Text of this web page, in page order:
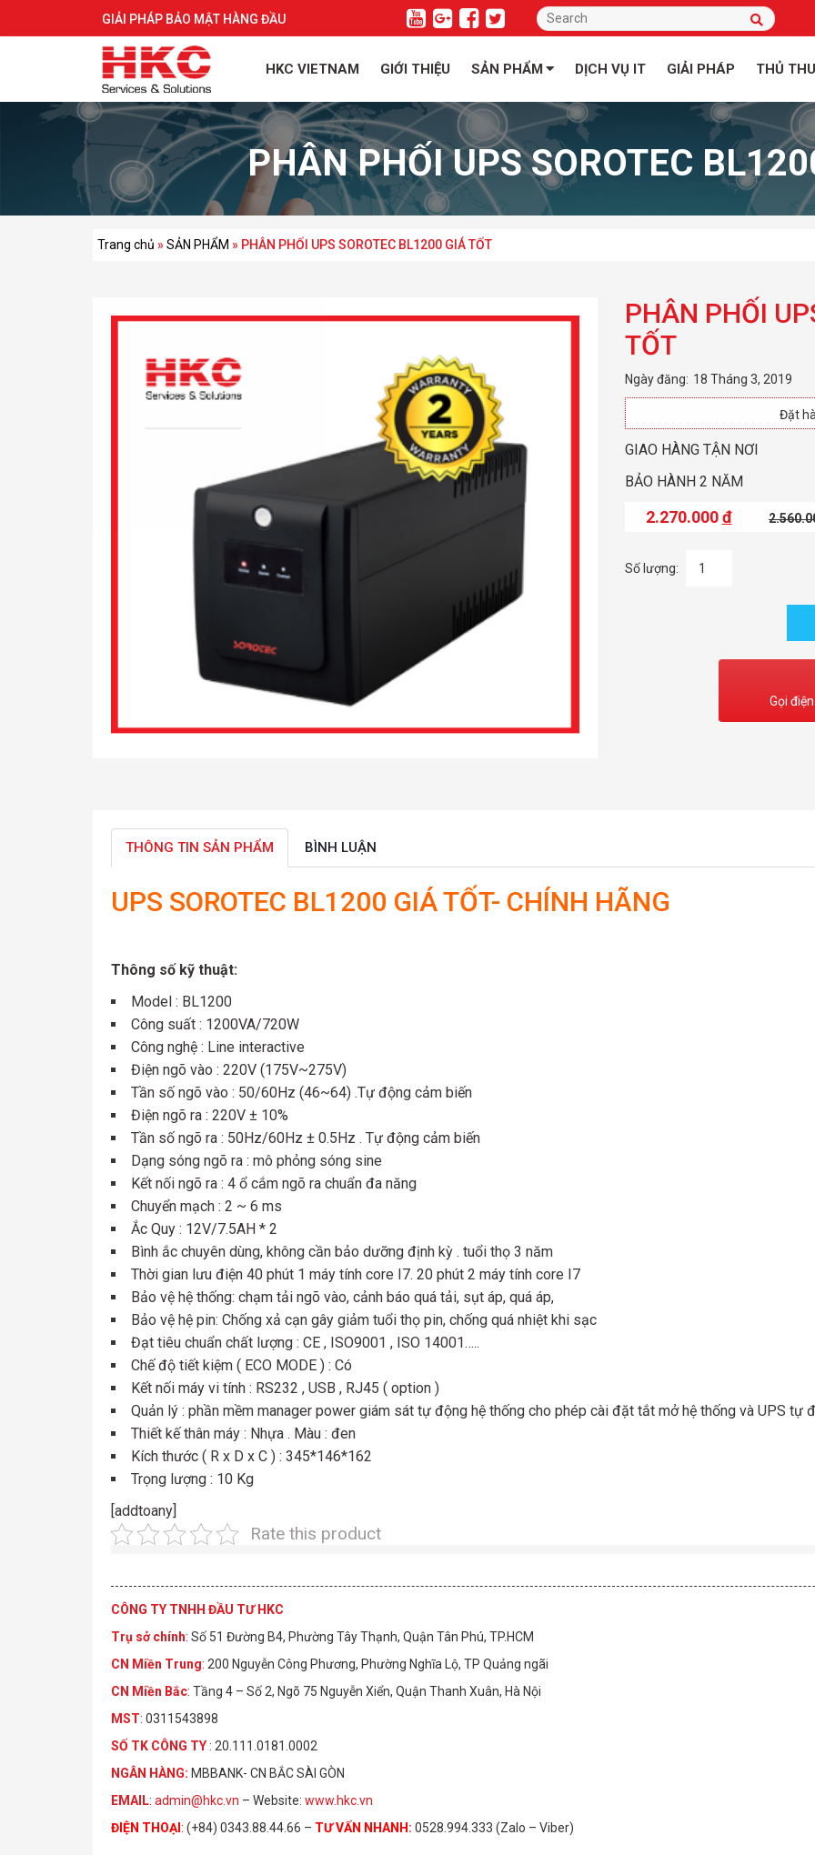
GIẢI PHÁP BẢO MẬT HÀNG ĐẦU
HKC VIETNAM GIỚI THIỆU SẢN PHẨM DỊCH VỤ IT GIẢI PHÁP THỦ
PHÂN PHỐI UPS SOROTEC
Trang chủ »SẢN PHẨM » PHÂN PHỐI UPS SOROTEC BL1200 GIÁ TỐT
PHÂN PHỐI
TỐT
Ngày đăng: 18 Tháng 3, 2019
Đặt
GIAO HÀNG TẬN NƠI
BẢO HÀNH 2 NĂM
2.270.000đ
Số lượng:
Gọi
THÔNG TIN SẢN PHẨM BÌNH LUẬN
UPS SOROTEC BL1200 GIÁ TỐT- CHÍNH HÃNG
Thông số kỹ thuật:
Model : BL1200
Công suất : 1200VA/720W
Công nghệ : Line interactive
Điện ngõ vào : 220V (175V~275V)
Tần số ngõ vào : 50/60Hz (46~64) .Tự động cảm biến
Điện ngõ ra : 220V ± 10%
Tần số ngõ ra : 50Hz/60Hz ± 0.5Hz . Tự động cảm biến
Dạng sóng ngõ ra : mô phỏng sóng sine
Kết nối ngõ ra : 4 ổ cắm ngõ ra chuẩn đa năng
Chuyển mạch : 2 ~ 6 ms
Ắc Quy : 12V/7.5AH * 2
Bình ắc chuyên dùng, không cần bảo dưỡng định kỳ . tuổi thọ 3 năm
Thời gian lưu điện 40 phút 1 máy tính core I7. 20 phút 2 máy tính core I7
Bảo vệ hệ thống: chạm tải ngõ vào, cảnh báo quá tải, sụt áp, quá áp,
Bảo vệ hệ pin: Chống xả cạn gây giảm tuổi thọ pin, chống quá nhiệt khi sạc
Đạt tiêu chuẩn chất lượng : CE , ISO9001 , ISO 14001…..
Chế độ tiết kiệm ( ECO MODE ) : Có
Kết nối máy vi tính : RS232 , USB , RJ45 ( option )
Quản lý : phần mềm manager power giám sát tự động hệ thống cho phép cài đặt tắt mở hệ thống và UPS tự
Thiết kế thân máy : Nhựa . Màu : đen
Kích thước ( R x D x C ) : 345*146*162
Trọng lượng : 10 Kg
[addtoany]
Rate this product
CÔNG TY TNHH ĐẦU TƯ HKC
Trụ sở chính: Số 51 Đường B4, Phường Tây Thạnh, Quận Tân Phú, TP.HCM
CN Miền Trung: 200 Nguyễn Công Phương, Phường Nghĩa Lộ, TP Quảng ngãi
CN Miền Bắc: Tầng 4 – Số 2, Ngõ 75 Nguyễn Xiển, Quận Thanh Xuân, Hà Nội
MST: 0311543898
SỐ TK CÔ NG TY : 20.111.0181.0002
NGÂN HÀNG: MBBANK- CN BẮC SÀI GÒN
EMAIL: admin@hkc.vn – Website: www.hkc.vn
ĐIỆN THOẠI : (+84) 0343.88.44.66 – TƯ VẤN NHANH : 0528.994.333 (Zalo – Viber)